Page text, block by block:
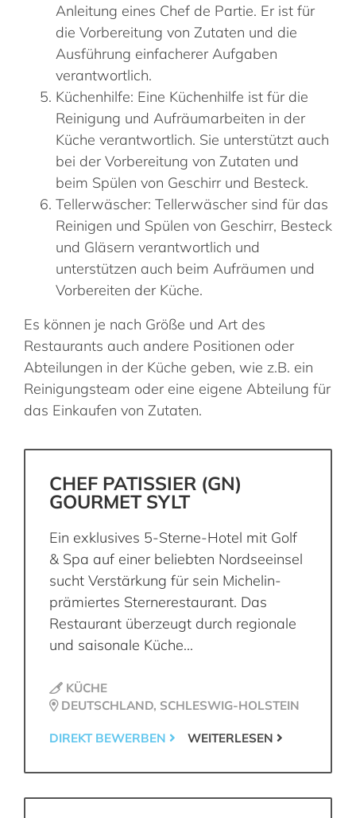
Anleitung eines Chef de Partie. Er ist für
die Vorbereitung von Zutaten und die
Ausführung einfacherer Aufgaben
verantwortlich.
Küchenhilfe: Eine Küchenhilfe ist für die
Reinigung und Aufräumarbeiten in der
Küche verantwortlich. Sie unterstützt auch
bei der Vorbereitung von Zutaten und
beim Spülen von Geschirr und Besteck.
Tellerwäscher: Tellerwäscher sind für das
Reinigen und Spülen von Geschirr, Besteck
und Gläsern verantwortlich und
unterstützen auch beim Aufräumen und
Vorbereiten der Küche.
Es können je nach Größe und Art des
Restaurants auch andere Positionen oder
Abteilungen in der Küche geben, wie z.B. ein
Reinigungsteam oder eine eigene Abteilung für
das Einkaufen von Zutaten.
CHEF PATISSIER (GN)
GOURMET SYLT
Ein exklusives 5-Sterne-Hotel mit Golf
& Spa auf einer beliebten Nordseeinsel
sucht Verstärkung für sein Michelin-
prämiertes Sternerestaurant. Das
Restaurant überzeugt durch regionale
und saisonale Küche...
KÜCHE
DEUTSCHLAND, SCHLESWIG-HOLSTEIN
DIREKT BEWERBEN WEITERLESEN